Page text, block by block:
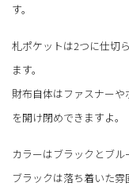
す。
札ポケットは2つに仕切
ます。
財布自体はファスナー
を開け閉めできますよ。
カラーはブラックとブル
ブラックは落ち着いた雰